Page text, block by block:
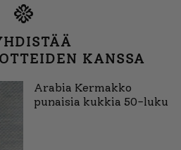
KANSSA
Arabia Kermakko
punaisia kukkia 50-luku